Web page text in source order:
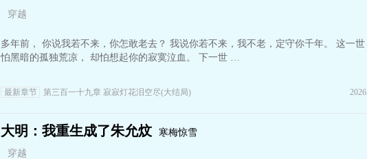
穿越
多年前， 你说我若不来，你怎敢老去？ 我说你若不来，我不老，定守你千年。 这一世
怕黑暗的孤独荒凉， 却怕想起你的寂寞泣血。 下一世 …
最新章节 第三百一十九章 寂寂灯花泪空尽(大结局)
大明：我重生成了朱允炆
寒梅惊雪
穿越